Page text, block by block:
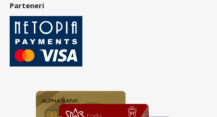
Parteneri